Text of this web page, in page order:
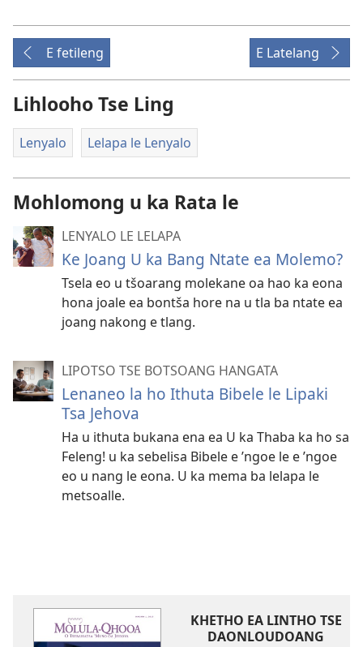
E fetileng E Latelang
Lihlooho Tse Ling
Lenyalo Lelapa le Lenyalo
Mohlomong u ka Rata le
LENYALO LE LELAPA
Ke Joang U ka Bang Ntate ea Molemo?
Tsela eo u tšoarang molekane oa hao ka eona
hona joale ea bontša hore na u tla ba ntate ea
joang nakong e tlang.
LIPOTSO TSE BOTSOANG HANGATA
Lenaneo la ho Ithuta Bibele le Lipaki
Tsa Jehova
Ha u ithuta bukana ena ea U ka Thaba ka ho sa
Feleng! u ka sebelisa Bibele e ’ngoe le e ’ngoe
eo u nang le eona. U ka mema ba lelapa le
metsoalle.
KHETHO EA LINTHO TSE
DAONLOUDOANG